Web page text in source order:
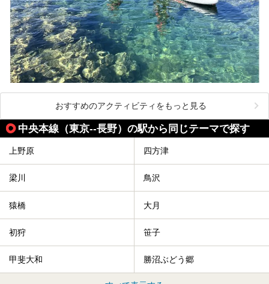
おすすめのアクティビティをもっと見る
中央本線（東京--長野）の駅から同じテーマで探す
上野原 四方津
梁川 鳥沢
猿橋 大月
初狩 笹子
甲斐大和 勝沼ぶどう郷